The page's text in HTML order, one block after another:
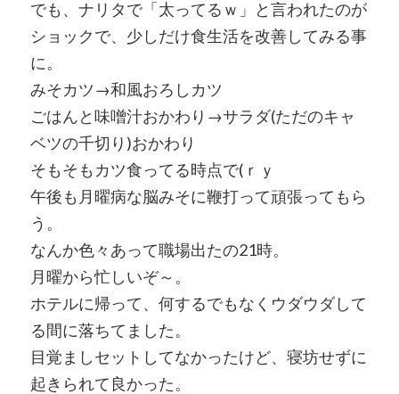
でも、ナリタで「太ってるｗ」と言われたのが
ショックで、少しだけ食生活を改善してみる事
に。
みそカツ→和風おろしカツ
ごはんと味噌汁おかわり→サラダ(ただのキャ
ベツの千切り)おかわり
そもそもカツ食ってる時点で(ｒｙ
午後も月曜病な脳みそに鞭打って頑張ってもら
う。
なんか色々あって職場出たの21時。
月曜から忙しいぞ～。
ホテルに帰って、何するでもなくウダウダして
る間に落ちてました。
目覚ましセットしてなかったけど、寝坊せずに
起きられて良かった。